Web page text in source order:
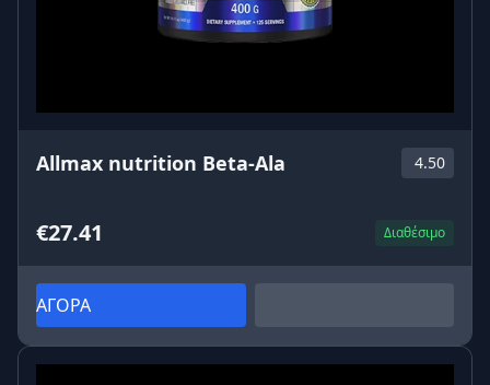
Allmax nutrition Beta-Ala 4.50
€27.41 Διαθέσιμο
ΑΓΟΡΑ